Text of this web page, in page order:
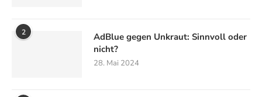
2
AdBlue gegen Unkraut: Sinnvoll oder
nicht?
28. Mai 2024